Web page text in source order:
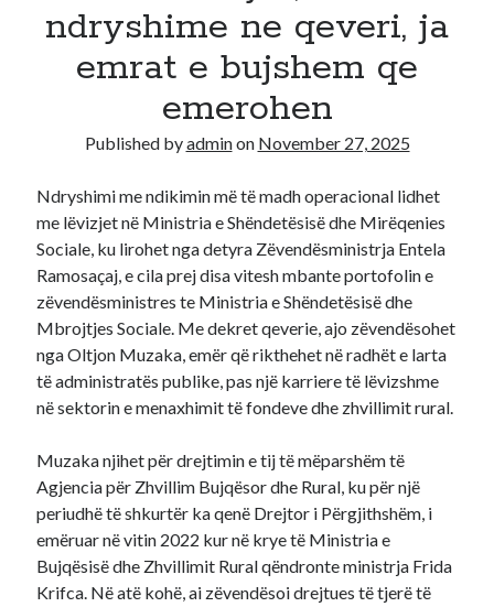
Recent Comments
A WordPress Commenteron Hello world!
ndryshime ne qeveri, ja
emrat e bujshem qe
emerohen
Published byadminon November 27, 2025
Ndryshimi me ndikimin më të madh operacional lidhet
me lëvizjet në Ministria e Shëndetësisë dhe Mirëqenies
Sociale, ku lirohet nga detyra Zëvendësministrja Entela
Ramosaçaj, e cila prej disa vitesh mbante portofolin e
zëvendësministres te Ministria e Shëndetësisë dhe
Mbrojtjes Sociale. Me dekret qeverie, ajo zëvendësohet
nga Oltjon Muzaka, emër që rikthehet në radhët e larta
të administratës publike, pas një karriere të lëvizshme
në sektorin e menaxhimit të fondeve dhe zhvillimit rural.
Muzaka njihet për drejtimin e tij të mëparshëm të
Agjencia për Zhvillim Bujqësor dhe Rural, ku për një
periudhë të shkurtër ka qenë Drejtor i Përgjithshëm, i
emëruar në vitin 2022 kur në krye të Ministria e
Bujqësisë dhe Zhvillimit Rural qëndronte ministrja Frida
Krifca. Në atë kohë, ai zëvendësoi drejtues të tjerë të